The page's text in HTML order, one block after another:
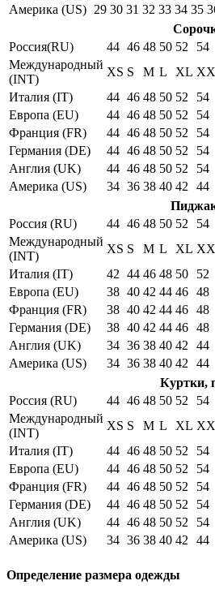
Америка (US) 29 30 31 32 33 34 35
Россия(RU)
44 46 48 50 52 54
Международный
(INT)
XS S M L XL
Италия (IT)
44 46 48 50 52 54
Европа (EU)
44 46 48 50 52 54
Франция (FR)
44 46 48 50 52 54
Германия (DE)
44 46 48 50 52 54
Англия (UK)
44 46 48 50 52 54
Америка (US)
34 36 38 40 42 44
Россия (RU)
44 46 48 50 52 54
Международный
(INT)
XS S M L XL
Италия (IT)
42 44 46 48 50 52
Европа (EU)
38 40 42 44 46 48
Франция (FR)
38 40 42 44 46 48
Германия (DE)
38 40 42 44 46 48
Англия (UK)
34 36 38 40 42 44
Америка (US)
34 36 38 40 42 44
Куртки,
Россия (RU)
44 46 48 50 52 54
Международный
(INT)
XS S M L XL
Италия (IT)
44 46 48 50 52 54
Европа (EU)
44 46 48 50 52 54
Франция (FR)
44 46 48 50 52 54
Германия (DE)
44 46 48 50 52 54
Англия (UK)
44 46 48 50 52 54
Америка (US)
34 36 38 40 42 44
Определение размера одежды